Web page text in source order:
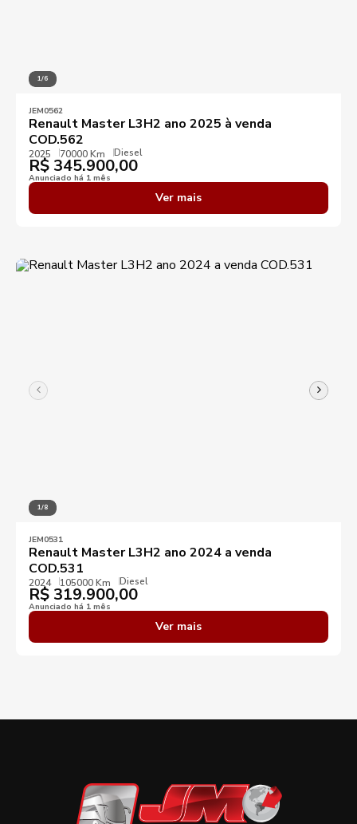
1/6
JEM0562
Renault Master L3H2 ano 2025 à venda
COD.562
2025 70000 Km Diesel
R$ 345.900,00
Anunciado há 1 mês
Ver mais
1/8
JEM0531
Renault Master L3H2 ano 2024 a venda
COD.531
2024 105000 Km Diesel
R$ 319.900,00
Anunciado há 1 mês
Ver mais